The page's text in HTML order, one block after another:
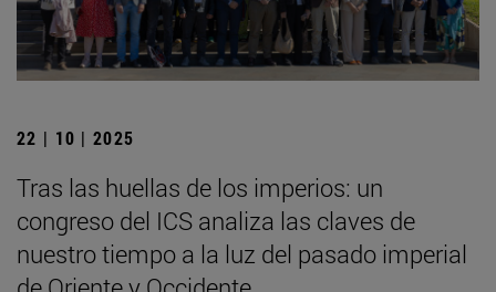
22 | 10 | 2025
Tras las huellas de los imperios: un
congreso del ICS analiza las claves de
nuestro tiempo a la luz del pasado imperial